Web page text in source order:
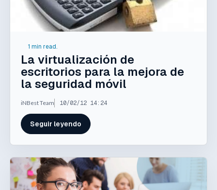
1 min read.
La virtualización de
escritorios para la mejora de
la seguridad móvil
iNBest Team 10/02/12 14:24
Seguir leyendo